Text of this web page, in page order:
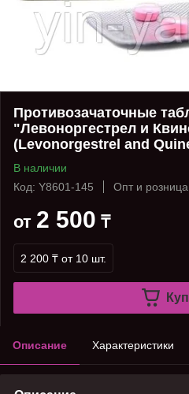
Противозачаточные
"Левоноргестрел и
(Levonorgestrel and
В наличии
Код: Y8601-145
Опт и розница
от 2 500 ₸
2 200 ₸ от 10 шт.
Описание Характеристики